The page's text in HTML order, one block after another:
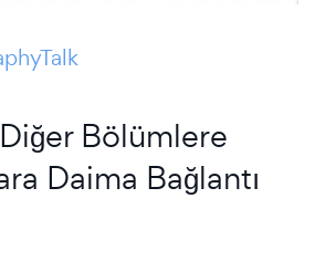
Bölümlere
Daima Bağlantı